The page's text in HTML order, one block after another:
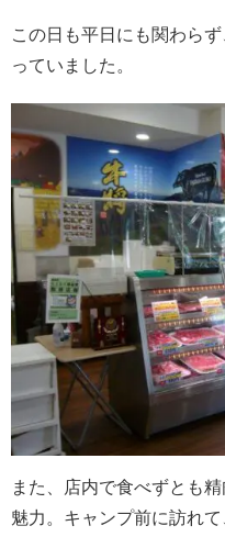
この日も平日にも関わら
っていました。
また、店内で食べずとも
魅力。キャンプ前に訪れ